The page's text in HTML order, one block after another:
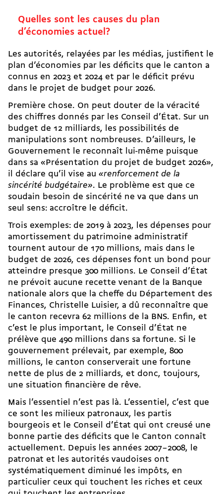
Quelles sont les causes du plan
d’économies actuel?
Les autorités, relayées par les médias, justifient le
plan d’économies par les déficits que le canton a
connus en 2023 et 2024 et par le déficit prévu
dans le projet de budget pour 2026.
Première chose. On peut douter de la véracité
des chiffres donnés par les Conseil d’État. Sur un
budget de 12 milliards, les possibilités de
manipulations sont nombreuses. D’ailleurs, le
Gouvernement le reconnaît lui-même puisque
dans sa «Présentation du projet de budget 2026»,
il déclare qu’il vise au «renforcement de la
sincérité budgétaire». Le problème est que ce
soudain besoin de sincérité ne va que dans un
seul sens: accroître le déficit.
Trois exemples: de 2019 à 2023, les dépenses pour
amortissement du patrimoine administratif
tournent autour de 170 millions, mais dans le
budget de 2026, ces dépenses font un bond pour
atteindre presque 300 millions. Le Conseil d’État
ne prévoit aucune recette venant de la Banque
nationale alors que la cheffe du Département des
Finances, Christelle Luisier, a dû reconnaître que
le canton recevra 62 millions de la BNS. Enfin, et
c’est le plus important, le Conseil d’État ne
prélève que 490 millions dans sa fortune. Si le
gouvernement prélevait, par exemple, 800
millions, le canton conserverait une fortune
nette de plus de 2 milliards, et donc, toujours,
une situation financière de rêve.
Mais l’essentiel n’est pas là. L’essentiel, c’est que
ce sont les milieux patronaux, les partis
bourgeois et le Conseil d’État qui ont creusé une
bonne partie des déficits que le Canton connaît
actuellement. Depuis les années 2007 – 2008, le
patronat et les autorités vaudoises ont
systématiquement diminué les impôts, en
particulier ceux qui touchent les riches et ceux